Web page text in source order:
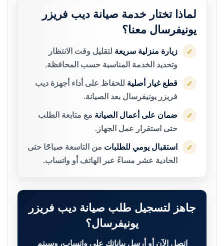
لماذا تختار خدمة صيانة ديب فريزر
يونيفرسال معنا؟
✓ زيارة منزلية سريعة لتقليل وقت الانتظار
وتحديد الخدمة المناسبة حسب المحافظة.
✓ قطع غيار أصلية للحفاظ على أداء أجهزة ديب
فريزر يونيفرسال بعد الصيانة.
✓ ضمان على أعمال الصيانة مع متابعة الطلب
حتى استقرار عمل الجهاز.
✓ استقبال يومي للطلبات من التاسعة صباحًا حتى
الحادية عشر مساءً عبر الهاتف أو واتساب.
جاهز لتسجيل طلب صيانة ديب فريزر
يونيفرسال؟
اتصل الآن أو أرسل بياناتك على واتساب، وسيتم